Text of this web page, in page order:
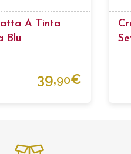
A Tinta
Blu
39,90€